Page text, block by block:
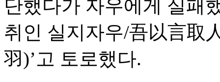
단했다가 자우에게 실패
취인 실지자우/吾以言取
羽)’고 토로했다.